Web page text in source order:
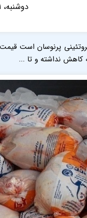
دوشنبه، ۱۱ اردیبهشت ۱۴۰۲ - ۱۱:۲۹:۵۱
کاهش نداشته و تا ...